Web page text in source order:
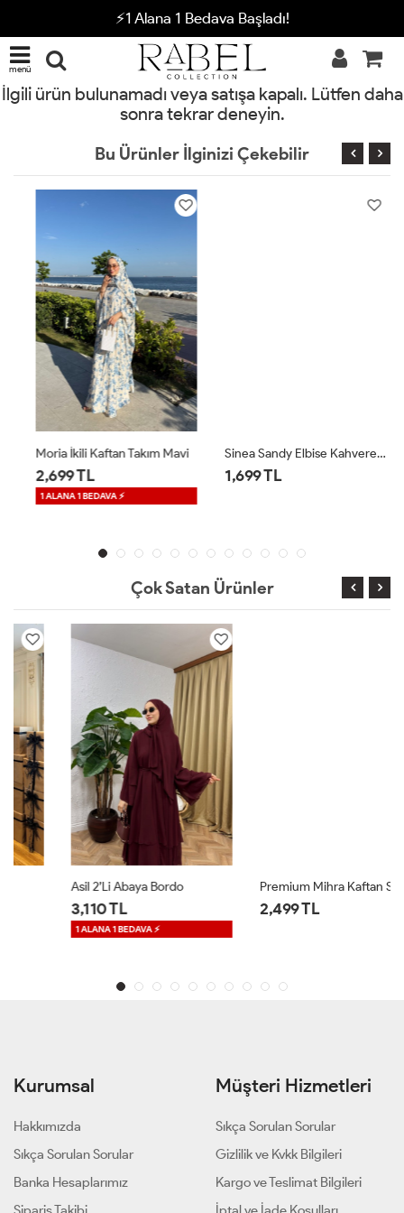
⚡1 Alana 1 Bedava Başladı!
menü
İlgili ürün bulunamadı veya satışa kapalı. Lütfen daha
sonra tekrar deneyin.
Bu Ürünler İlginizi Çekebilir
Moria İkili Kaftan Takım Mavi
2,699 TL
1 ALANA 1 BEDAVA ⚡
Sinea Sandy Elbise Kahverengi
1,699 TL
Çok Satan Ürünler
Asil 2’li Abaya Bordo
3,110 TL
1 ALANA 1 BEDAVA ⚡
Premium Mihra Kaftan Siyah
2,499 TL
Kurumsal
Hakkımızda
Sıkça Sorulan Sorular
Banka Hesaplarımız
Müşteri Hizmetleri
Sıkça Sorulan Sorular
Gizlilik ve Kvkk Bilgileri
Kargo ve Teslimat Bilgileri